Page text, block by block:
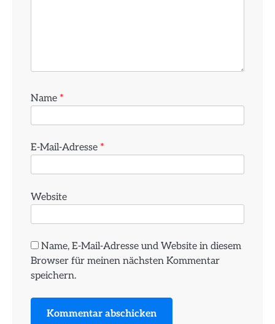
Name *
E-Mail-Adresse *
Website
Name, E-Mail-Adresse und Website in diesem
Browser für meinen nächsten Kommentar
speichern.